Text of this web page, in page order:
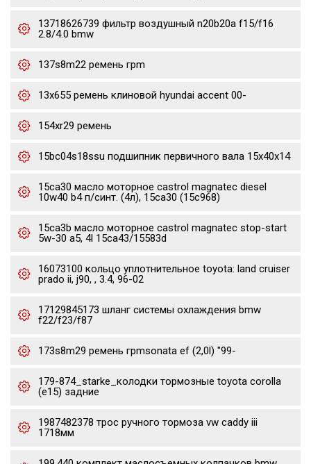
13718626739 фильтр воздушный n20b20a f15/f16
2.8/4.0 bmw
137s8m22 ремень грm
13x655 ремень клиновой hyundai accent 00-
154xr29 ремень
15bc04s18ssu подшипник первичного вала 15x40x14
15ca30 масло моторное castrol magnatec diesel
10w40 b4 п/синт. (4л), 15ca30 (15c968)
15ca3b масло моторное castrol magnatec stop-start
5w-30 a5, 4l 15ca43/15583d
16073100 кольцо уплотнительное toyota: land cruiser
prado ii, j90, , 3.4, 96-02
17129845173 шланг системы охлаждения bmw
f22/f23/f87
173s8m29 ремень грmsonata ef (2,0l) "99-
179-874_starke_колодки тормозные toyota corolla
(e15) задние
1987482378 трос ручного тормоза vw caddy iii
1718мм